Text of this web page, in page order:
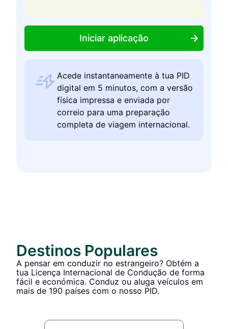
Iniciar aplicação
Acede instantaneamente à tua PID
digital em 5 minutos, com a versão
física impressa e enviada por
correio para uma preparação
completa de viagem internacional.
Destinos Populares
A pensar em conduzir no estrangeiro? Obtém a
tua Licença Internacional de Condução de forma
fácil e económica. Conduz ou aluga veículos em
mais de 190 países com o nosso PID.